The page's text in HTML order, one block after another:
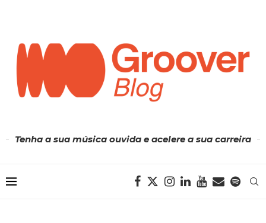
Tenha a sua música ouvida e acelere a sua carreira